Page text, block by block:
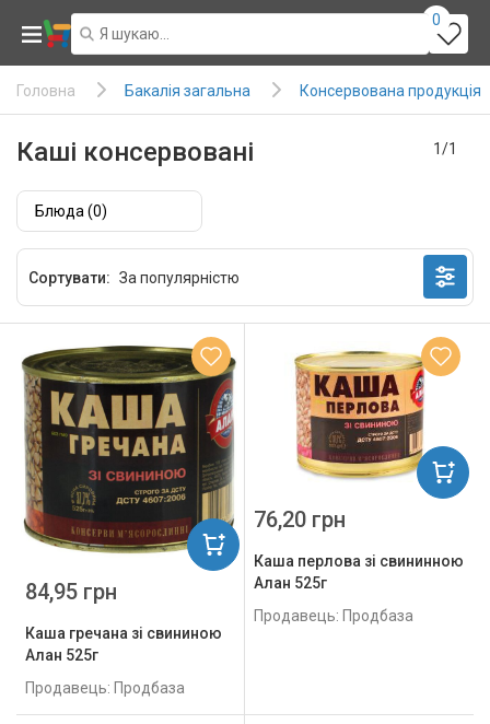
0
Головна Бакалія загальна Консервована продукція
Каші консервовані 1/1
Блюда (0)
Сортувати:
Каша гречана зі свининою
Алан 525г
Продавець: Продбаза
84,95 грн
Каша перлова зі свининною
Алан 525г
Продавець: Продбаза
76,20 грн